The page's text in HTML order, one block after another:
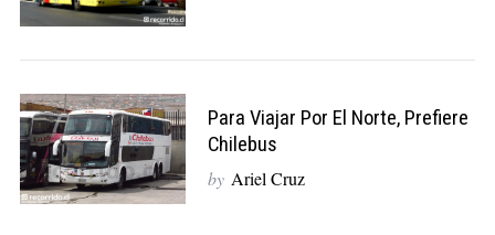
Para Viajar Por El Norte, Prefiere
Chilebus
by Ariel Cruz